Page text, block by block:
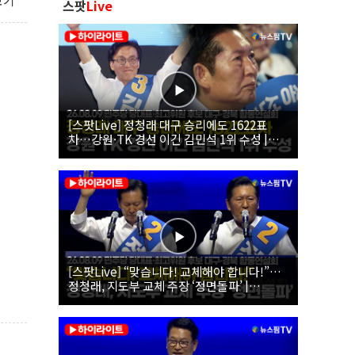
스팟Live
[스팟Live] 정청래 대구 승리에도 1622표
차…강원·TK 경선 이긴 김민석 1위 수성 |
26.08.09 더불어민주당 당대표·최고위원 후
보 대구·경북 합동연설회
[스팟Live] “맞습니다! 교체해야 합니다!”…
정청래, 지도부 교체 주장 ‘정면돌파’ |
26.08.09 더불어민주당 당대표·최고위원 후
보 대구·경북 합동연설회